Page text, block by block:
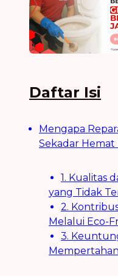
Daftar Isi
Mengapa
Sekadar Hemat
1. Kualitas
yang Tidak
2.
Melalui Eco-
3.